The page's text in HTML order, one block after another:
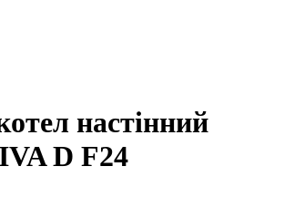
настінний
D F24